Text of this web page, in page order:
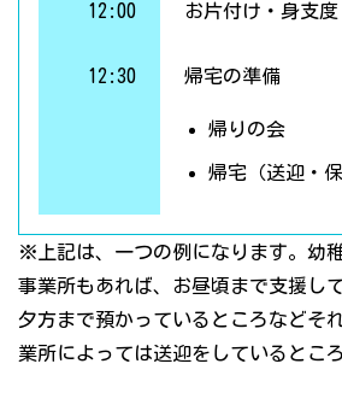
12:00 お片付け・身支度
12:30 帰宅の準備
帰りの会
帰宅（送迎・
※上記は、一つの例になります。幼
事業所もあれば、お昼頃まで支援し
夕方まで預かっているところなどそ
業所によっては送迎をしているとこ